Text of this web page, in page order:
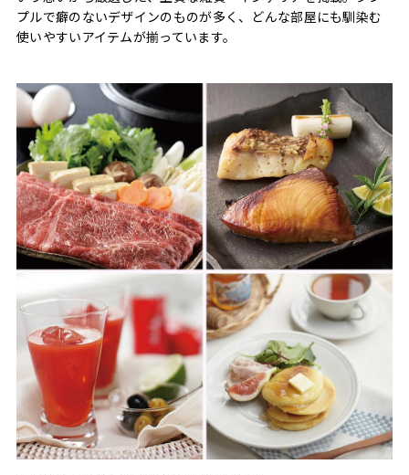
プルで癖のないデザインのものが多く、どんな部屋にも馴染む
使いやすいアイテムが揃っています。